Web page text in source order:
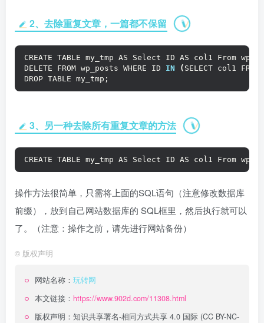
2、去除重复文章，一篇都不保留
CREATE TABLE my_tmp AS Select ID AS col1 From
DELETE FROM wp_posts WHERE ID IN ( SELECT col1 FROM
DROP TABLE my_tmp;
3、另一种去除所有重复文章的方法
CREATE TABLE my_tmp AS Select ID AS col1 From
操作方法很简单，只需将上面的SQL语句（注意修改数据库
前缀），放到自己网站数据库的 SQL框里，然后执行就可以
了。（注意：操作之前，请先进行网站备份）
© 版权声明
网站名称： 玩转网
本文链接： https://www.902d.com/11308.html
版权声明： 知识共享署名-相同方式共享 4.0 国际 (CC BY-NC-